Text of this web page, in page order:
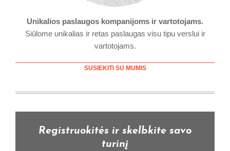
Unikalios paslaugos kompanijoms ir vartotojams.
Siūlome unikalias ir retas paslaugas visu tipu verslui ir
vartotojams.
SUSIEKITI SU MUMIS
Registruokitės ir skelbkite savo
turinį